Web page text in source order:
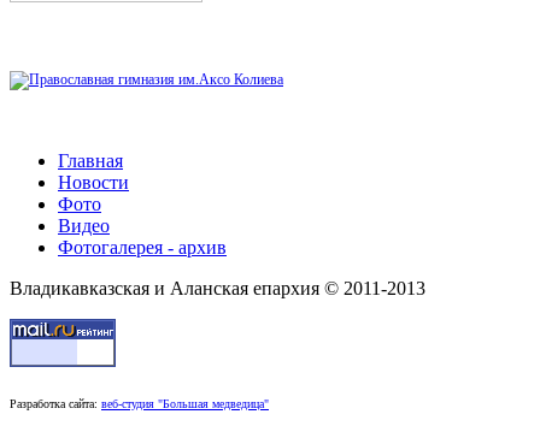
Главная
Новости
Фото
Видео
Фотогалерея - архив
Владикавказская и Аланская епархия © 2011-2013
Разработка сайта: веб-студия "Большая медведица"